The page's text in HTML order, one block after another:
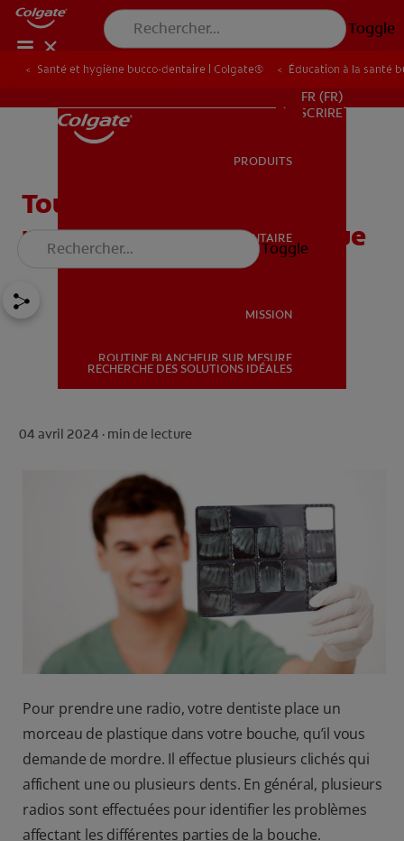
Toggle
SANTÉ BUCCO-DENTAIRE
ROUTINE BLANCHEUR SUR MESURE
POUR LES PROFESSIONNELS
FR (FR)
S’INSCRIRE
POUR LES PROFESSIONNELS
FR (FR)
S’INSCRIRE
PRODUITS
SANTÉ BUCCO-DENTAIRE
MISSION
ROUTINE BLANCHEUR SUR MESURE
RECHERCHE DES SOLUTIONS IDÉALES
Toggle
Santé et hygiène bucco-dentaire | Colgate® Éducation à la santé
Tout savoir sur la
radiographie panoramique
04 avril 2024 · min de lecture
Pour prendre une radio, votre dentiste place un
morceau de plastique dans votre bouche, qu’il vous
demande de mordre. Il effectue plusieurs clichés qui
affichent une ou plusieurs dents. En général, plusieurs
radios sont effectuées pour identifier les problèmes
affectant les différentes parties de la bouche.